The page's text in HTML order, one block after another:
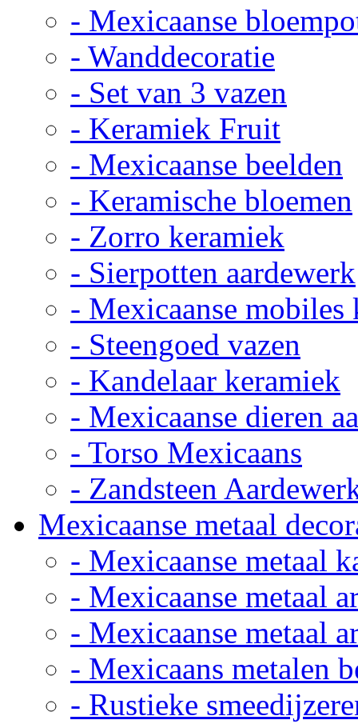
- Mexicaanse
- Wanddecoratie
- Set van 3 vazen
- Keramiek Fruit
- Mexicaanse beelden
- Keramische bloemen
- Zorro keramiek
- Sierpotten aardewerk
- Mexicaanse mobiles
- Steengoed vazen
- Kandelaar keramiek
- Mexicaanse dieren
- Torso Mexicaans
- Zandsteen
Mexicaanse metaal
- Mexicaanse metaal
- Mexicaanse metaal
- Mexicaanse metaal
- Mexicaans metalen
- Rustieke